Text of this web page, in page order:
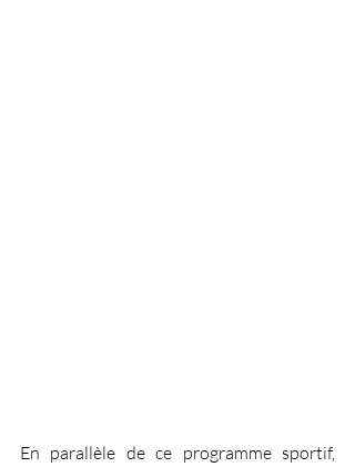
En parallèle de ce programme sportif,